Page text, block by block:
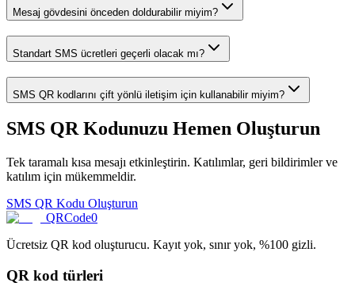
Mesaj gövdesini önceden doldurabilir miyim?
Standart SMS ücretleri geçerli olacak mı?
SMS QR kodlarını çift yönlü iletişim için kullanabilir miyim?
SMS QR Kodunuzu Hemen Oluşturun
Tek taramalı kısa mesajı etkinleştirin. Katılımlar, geri bildirimler ve
katılım için mükemmeldir.
SMS QR Kodu Oluşturun
QRCode0
Ücretsiz QR kod oluşturucu. Kayıt yok, sınır yok, %100 gizli.
QR kod türleri